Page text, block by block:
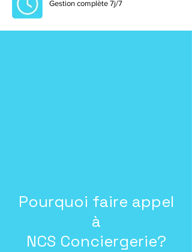
Gestion complète 7j/7
Pourquoi faire appel
à
NCS Conciergerie?